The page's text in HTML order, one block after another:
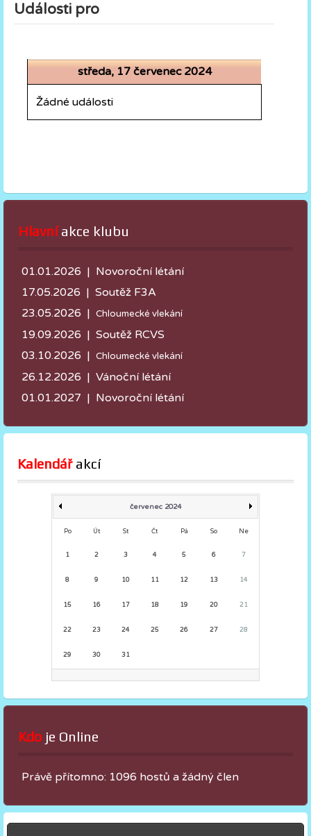
Události pro
středa, 17 červenec 2024
Žádné události
Hlavní akce klubu
01.01.2026 | Novoroční létání
17.05.2026 | Soutěž F3A
23.05.2026 | Chloumecké vlekání
19.09.2026 | Soutěž RCVS
03.10.2026 | Chloumecké vlekání
26.12.2026 | Vánoční létání
01.01.2027 | Novoroční létání
Kalendář akcí
červenec 2024
Po Út St Čt Pá So Ne
1 2 3 4 5 6 7
8 9 10 11 12 13 14
15 16 17 18 19 20 21
22 23 24 25 26 27 28
29 30 31
Kdo je Online
Právě přítomno: 1096 hostů a žádný člen